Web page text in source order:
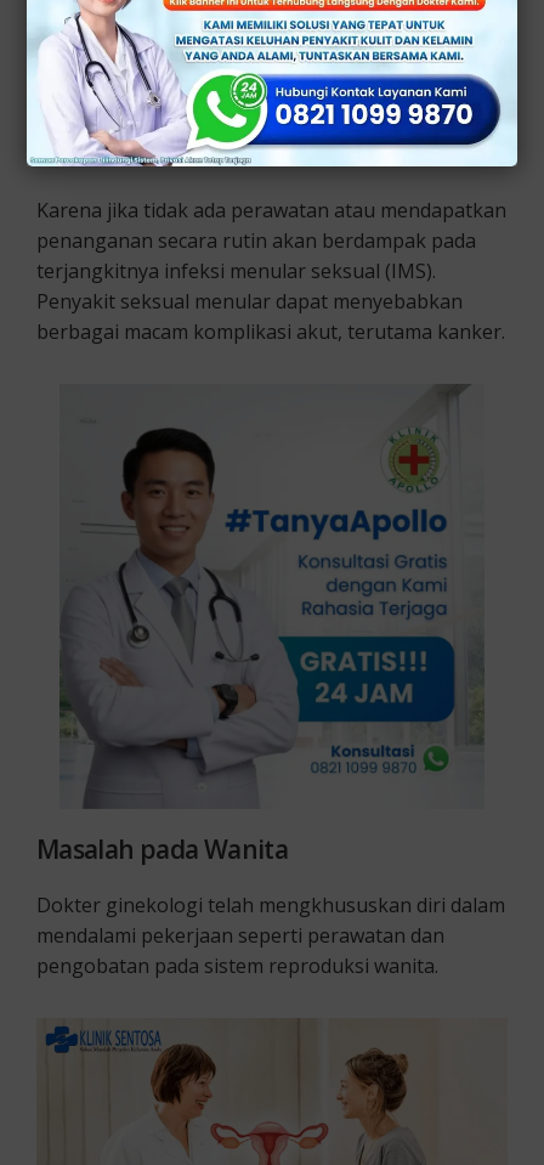
Organ reproduksi manusia adalah bagian
terpenting dalam melangsungkan hidup
(berkembang biak) dan harus mendapatkan
perhatian yang khusus.
Karena jika tidak ada perawatan atau mendapatkan
penanganan secara rutin akan berdampak pada
terjangkitnya infeksi menular seksual (IMS).
Penyakit seksual menular dapat menyebabkan
berbagai macam komplikasi akut, terutama kanker.
Masalah pada Wanita
Dokter ginekologi telah mengkhususkan diri dalam
mendalami pekerjaan seperti perawatan dan
pengobatan pada sistem reproduksi wanita.